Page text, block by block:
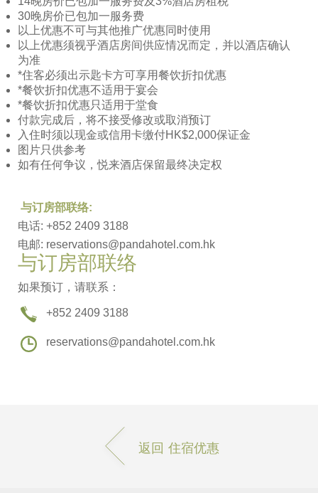
30晚房价已包加一服务费
以上优惠不可与其他推广优惠同时使用
以上优惠须视乎酒店房间供应情况而定，并以酒店确认
为准
*住客必须出示匙卡方可享用餐饮折扣优惠
*餐饮折扣优惠不适用于宴会
*餐饮折扣优惠只适用于堂食
付款完成后，将不接受修改或取消预订
入住时须以现金或信用卡缴付HK$2,000保证金
图片只供参考
如有任何争议，悦来酒店保留最终决定权
与订房部联络:
电话: +852 2409 3188
电邮: reservations@pandahotel.com.hk
与订房部联络
如果预订，请联系：
+852 2409 3188
reservations@pandahotel.com.hk
返回 住宿优惠